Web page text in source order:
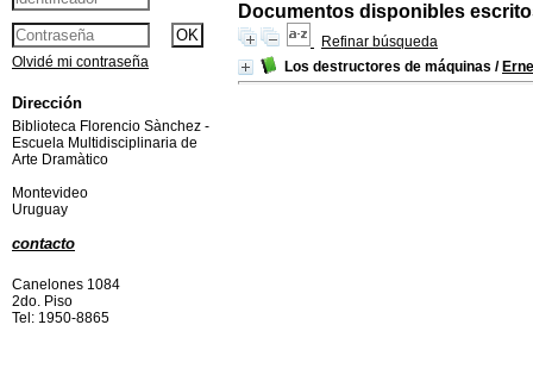
Documentos disponibles
Refinar búsqueda
Los destructores de máquinas /
Olvidé mi contraseña
Dirección
Biblioteca Florencio Sànchez -
Escuela Multidisciplinaria de
Arte Dramàtico
Montevideo
Uruguay
contacto
Canelones 1084
2do. Piso
Tel: 1950-8865